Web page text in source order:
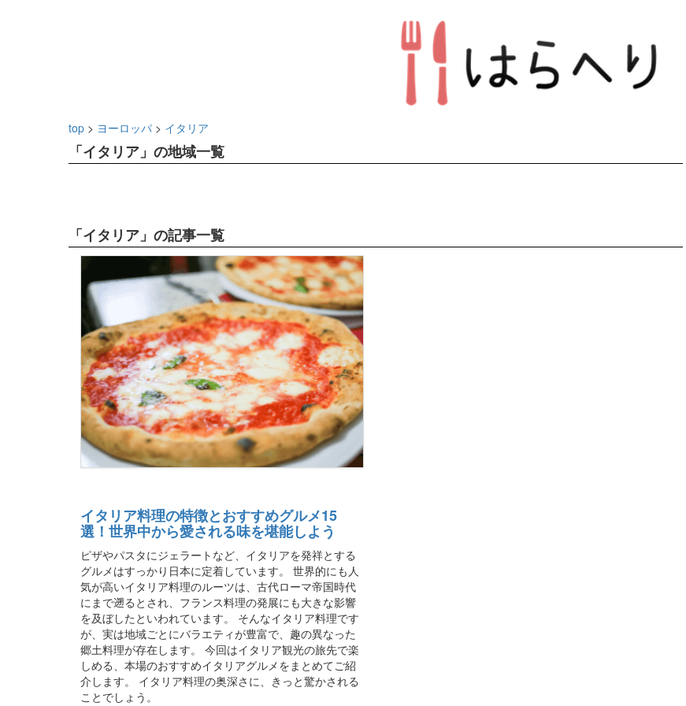
top > ヨーロッパ > イタリア
「イタリア」の地域一覧
「イタリア」の記事一覧
イタリア料理の特徴とおすすめグルメ15
選！世界中から愛される味を堪能しよう
ピザやパスタにジェラートなど、イタリアを発祥とする
グルメはすっかり日本に定着しています。 世界的にも人
気が高いイタリア料理のルーツは、古代ローマ帝国時代
にまで遡るとされ、フランス料理の発展にも大きな影響
を及ぼしたといわれています。 そんなイタリア料理です
が、実は地域ごとにバラエティが豊富で、趣の異なった
郷土料理が存在します。 今回はイタリア観光の旅先で楽
しめる、本場のおすすめイタリアグルメをまとめてご紹
介します。 イタリア料理の奥深さに、きっと驚かされる
ことでしょう。